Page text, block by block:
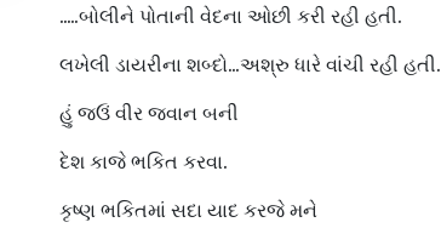
.....બોલીને પોતાની વેદના ઓછી કરી રહી હતી.
લખેલી ડાયરીના શબ્દો...અશ્રુ ધારે વાંચી રહી હતી.
હું જઉં વીર જવાન બની
દેશ કાજે ભકિત કરવા.
કૃષ્ણ ભકિતમાં સદા યાદ કરજે મને